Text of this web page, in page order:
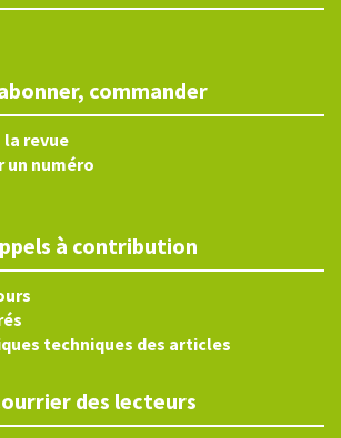
commander
la revue
un numéro
à contribution
techniques des articles
des lecteurs